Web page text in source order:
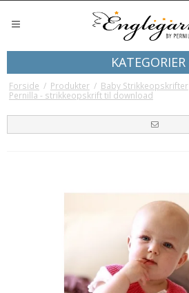
KATEGORIER
Forside / Produkter / Baby Strikkeopskrifter
Pernilla - strikkeopskrift til download